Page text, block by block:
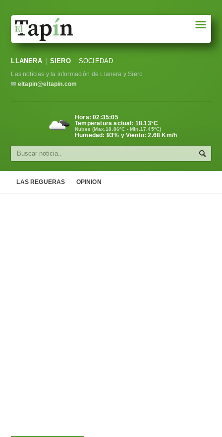
Sociedad
Política
Cultura
☰
LLANERA SIERO SOCIEDAD
Las noticias y la información de Llanera y Siero
✉ eltapin@eltapin.com
Hora:02:35:06
Temperatura actual: 18.13°C
Nubes (Max.18.86ºC - Min.17.45ºC)
Humedad: 93% y Viento: 2.68 Km/h
LAS REGUERAS OPINION